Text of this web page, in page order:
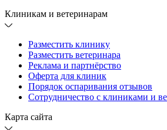
Клиникам и ветеринарам
Разместить клинику
Разместить ветеринара
Реклама и партнёрство
Оферта для клиник
Порядок оспаривания отзывов
Сотрудничество с клиниками и
Карта сайта